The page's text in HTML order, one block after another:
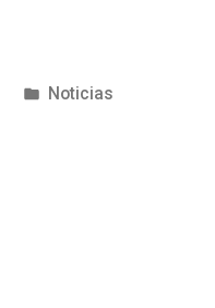
Noticias